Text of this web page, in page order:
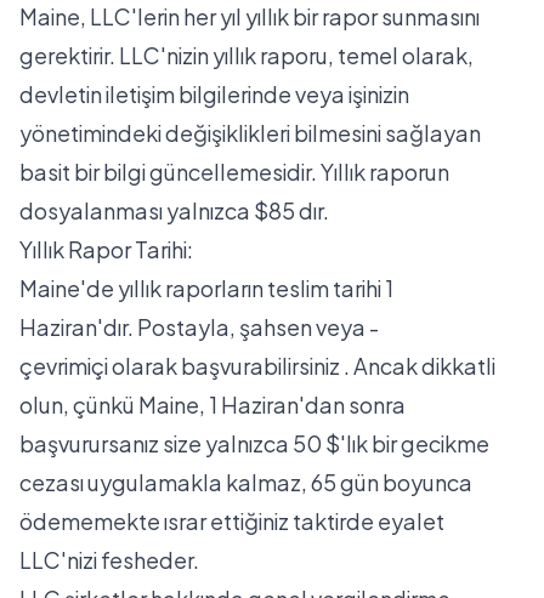
Maine, LLC'lerin her yıl yıllık bir rapor sunmasını
gerektirir. LLC'nizin yıllık raporu, temel olarak,
devletin iletişim bilgilerinde veya işinizin
yönetimindeki değişiklikleri bilmesini sağlayan
basit bir bilgi güncellemesidir. Yıllık raporun
dosyalanması yalnızca $85 dır.
Yıllık Rapor Tarihi:
Maine'de yıllık raporların teslim tarihi 1
Haziran'dır. Postayla, şahsen veya -
çevrimiçiolarak başvurabilirsiniz . Ancak dikkatli
olun, çünkü Maine, 1 Haziran'dan sonra
başvurursanız size yalnızca 50 $'lık bir gecikme
cezası uygulamakla kalmaz, 65 gün boyunca
ödememekte ısrar ettiğiniz taktirde eyalet
LLC'nizi fesheder.